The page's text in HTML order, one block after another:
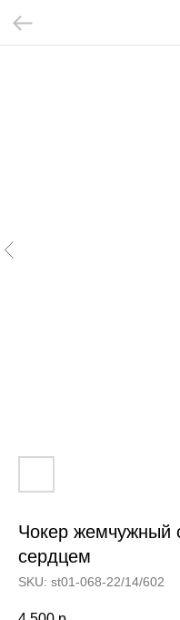
Чокер жемчужный
сердцем
SKU: st01-068-22/14/602